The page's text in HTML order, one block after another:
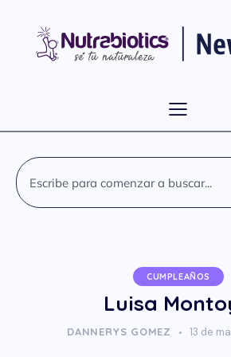
CUMPLEAÑOS
Luisa
DANNERYS GOMEZ 13 de